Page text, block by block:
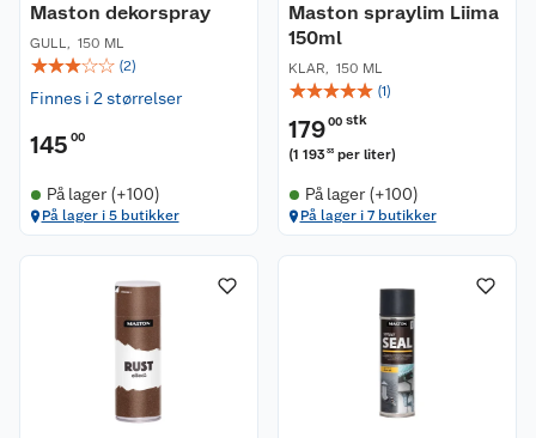
Maston dekorspray
GULL, 150 ML
☆☆☆☆☆ (2)
Finnes i 2 størrelser
145 00
På lager (+100)
På lager i 5 butikker
Maston spraylim Liima
150ml
KLAR, 150 ML
☆☆☆☆☆ (1)
17900 stk
(1 19333 per liter)
På lager (+100)
På lager i 7 butikker